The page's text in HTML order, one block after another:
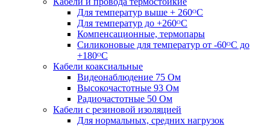
Для температур выше + 260ᴼС
Для температур до +260ᴼС
Компенсационные, термопары
Силиконовые для температур от -60ᴼC до
+180ᴼС
Кабели коаксиальные
Видеонаблюдение 75 Ом
Высокочастотные 93 Ом
Радиочастотные 50 Ом
Кабели с резиновой изоляцией
Для нормальных, средних нагрузок